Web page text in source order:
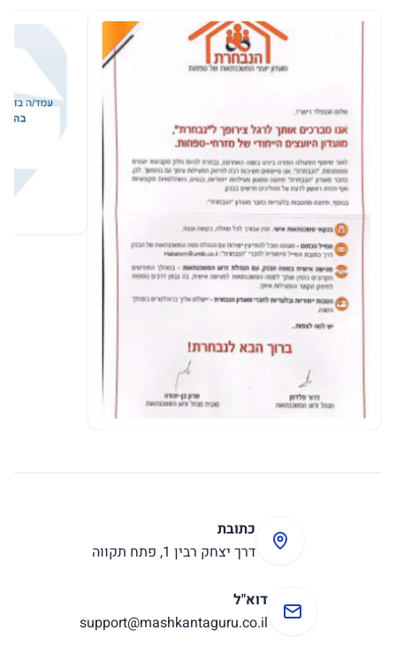
כתובת
דרך יצחק רבין 1, פתח תקווה
דוא"ל
support@mashkantaguru.co.il